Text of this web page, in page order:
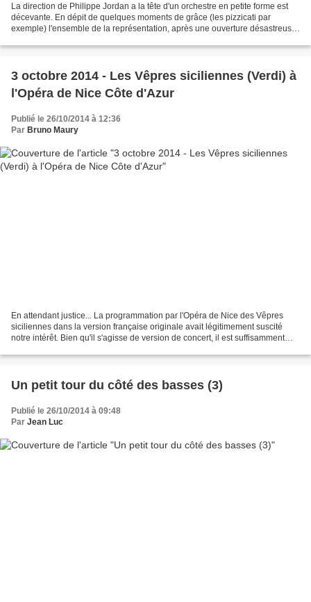
La direction de Philippe Jordan a la tête d'un orchestre en petite forme est
décevante. En dépit de quelques moments de grâce (les pizzicati par
exemple) l'ensemble de la représentation, après une ouverture désastreuse
3 octobre 2014 - Les Vêpres siciliennes (Verdi) à
l'Opéra de Nice Côte d'Azur
Publié le 26/10/2014 à 12:36
Par Bruno Maury
En attendant justice... La programmation par l'Opéra de Nice des Vêpres
siciliennes dans la version française originale avait légitimement suscité
notre intérêt. Bien qu'il s'agisse de version de concert, il est suffisamment
Un petit tour du côté des basses (3)
Publié le 26/10/2014 à 09:48
Par Jean Luc